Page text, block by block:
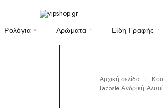
Ρολόγια Αρώματα Είδη Γραφής
Αρχική σελίδα
Lacoste Ανδρική